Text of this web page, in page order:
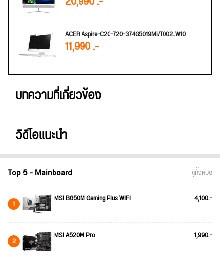
ACER Aspire-C20-720-374G5019Mi/T002_W10
11,990 .-
บทความที่เกี่ยวข้อง
วิดีโอแนะนำ
Top 5 - Mainboard ดูทั้งหมด
1 MSI B650M Gaming Plus WIFI 4,100.-
2 MSI A520M Pro 1,990.-